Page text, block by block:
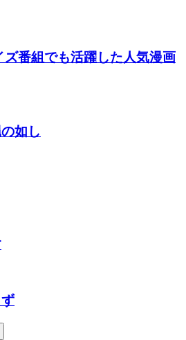
ズ番組でも活躍した人気漫画
如し